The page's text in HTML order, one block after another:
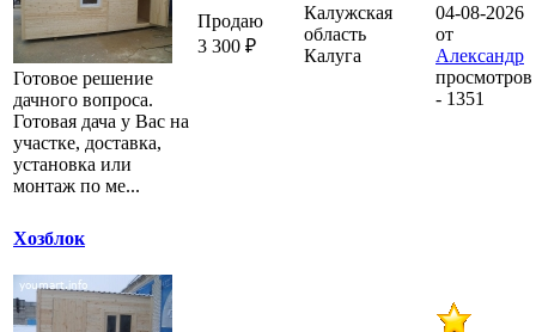
Готовое решение
дачного вопроса.
Готовая дача у Вас на
участке, доставка,
установка или
монтаж по ме...
Продаю
3 300 ₽
Калужская
область
Калуга
04-08-2026
от
Александр
просмотров
- 1351
Хозблок